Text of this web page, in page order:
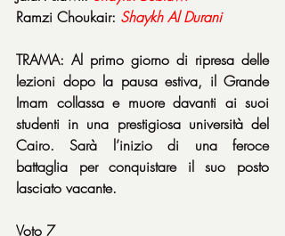
Ramzi Choukair: Shaykh Al Durani
TRAMA: Al primo giorno di ripresa delle
lezioni dopo la pausa estiva, il Grande
Imam collassa e muore davanti ai suoi
studenti in una prestigiosa università del
Cairo. Sarà l’inizio di una feroce
battaglia per conquistare il suo posto
lasciato vacante.
Voto 7